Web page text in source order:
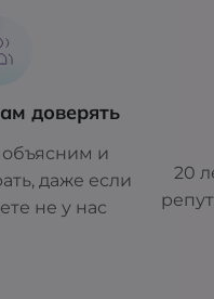
доверять
и
даже если
не у нас
20